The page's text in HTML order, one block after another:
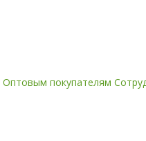
Оптовым покупателям